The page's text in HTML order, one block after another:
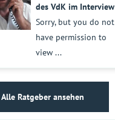
des VdK im Interview
Sorry, but you do not
have permission to
view ...
Alle Ratgeber ansehen